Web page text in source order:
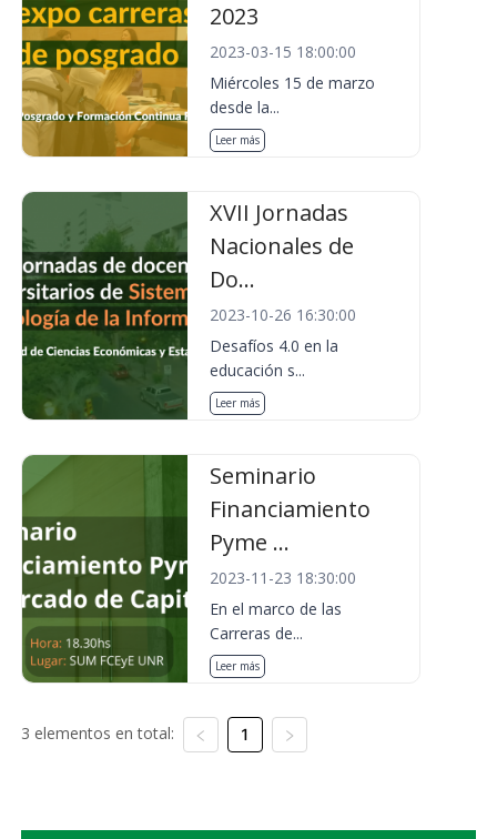
2023
2023-03-15 18:00:00
Miércoles 15 de marzo
desde la...
Leer más
XVII Jornadas
Nacionales de
Do...
2023-10-26 16:30:00
Desafíos 4.0 en la
educación s...
Leer más
Seminario
Financiamiento
Pyme ...
2023-11-23 18:30:00
En el marco de las
Carreras de...
Leer más
3 elementos en total: 1